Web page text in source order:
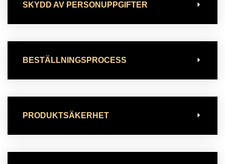
SKYDD AV PERSONUPPGIFTER
BESTÄLLNINGSPROCESS
PRODUKTSÄKERHET